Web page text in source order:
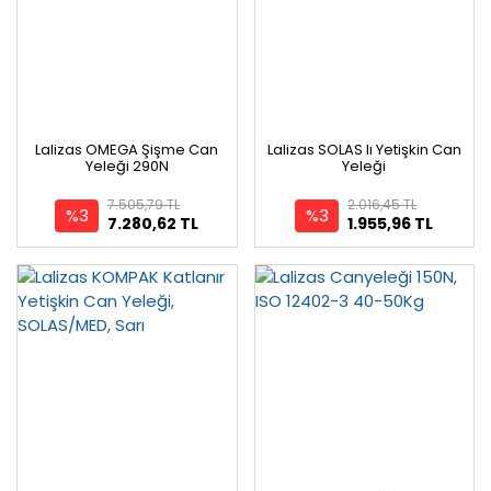
Lalizas OMEGA Şişme Can
Yeleği 290N
%3 7.280,62 TL
7.505,79 TL
Lalizas SOLAS lı Yetişkin Can
Yeleği
%3 1.955,96 TL
2.016,45 TL